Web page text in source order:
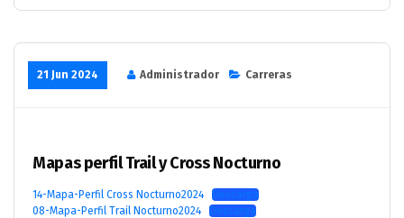
21 Jun 2024 Administrador Carreras
Mapas perfil Trail y Cross Nocturno
14-Mapa-Perfil Cross Nocturno2024
Descarga
08-Mapa-Perfil Trail Nocturno2024
Descarga